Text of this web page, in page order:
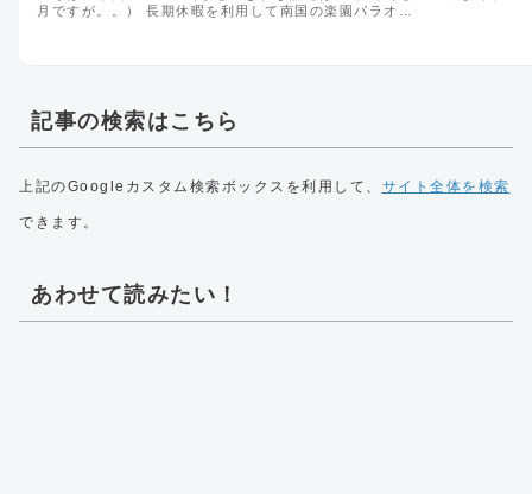
月ですが。。） 長期休暇を利用して南国の楽園パラオ…
記事の検索はこちら
上記のGoogleカスタム検索ボックスを利用して、 サイト全体を検索
できます。
あわせて読みたい！